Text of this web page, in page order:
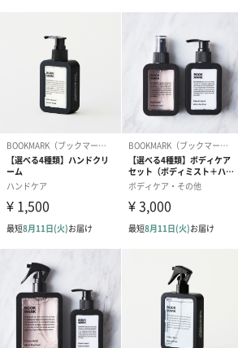
ビニール袋
パッケージ外
添付物
注意書及び説明書及び商品名
商品オプション情報
紙袋
お渡し用の紙袋です。
商品に合わせたサイズをお届けします。